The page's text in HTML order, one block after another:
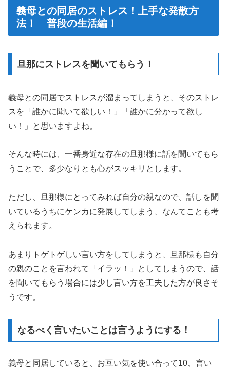
義母との同居のストレス！上手な発散方
法！ 普段の生活編！
旦那にストレスを聞いてもらう！
義母との同居でストレスが溜まってしまうと、そのストレ
スを「誰かに聞いて欲しい！」「誰かに分かって欲し
い！」と思いますよね。
そんな時には、一番身近な存在の旦那様に話を聞いてもら
うことで、多少なりとも心がスッキリとします。
ただし、旦那様にとってみれば自分の親なので、話しを聞
いているうちにケンカに発展してしまう、なんてことも考
えられます。
あまりトゲトゲしい言い方をしてしまうと、旦那様も自分
の親のことを言われて「イラッ！」としてしまうので、話
を聞いてもらう場合には少し言い方を工夫した方が良さそ
うです。
なるべく言いたいことは言うようにする！
義母と同居していると、お互い気を使い合って10、言い